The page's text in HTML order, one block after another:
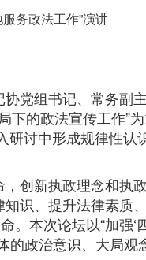
务政法工作”演讲
党组书记、常务副
下的政法宣传工作”
讨中形成规律性认
创新执政理念和执
识、提升法律素质
本次论坛以“加强‘
政治意识、大局观